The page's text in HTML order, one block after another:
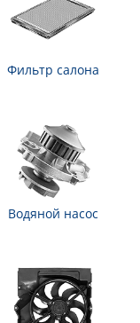
Фильтр салона
Водяной насос